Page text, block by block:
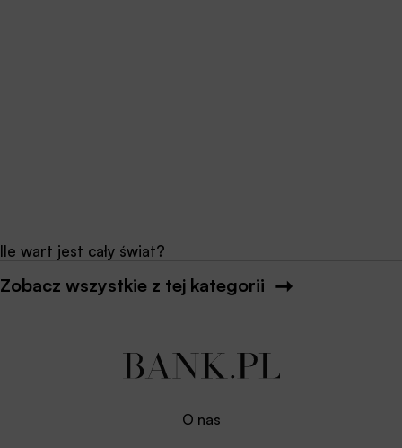
Ile wart jest cały świat?
Zobacz wszystkie z tej kategorii
O nas